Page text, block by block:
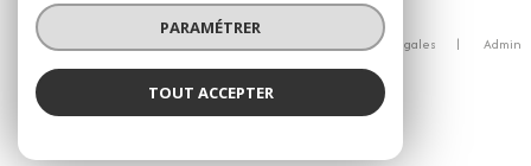
© 2026 | Tous droits réservés
Nos honoraires
Nos partenaires Mentions légales
Admin
PARAMÉTRER
TOUT ACCEPTER